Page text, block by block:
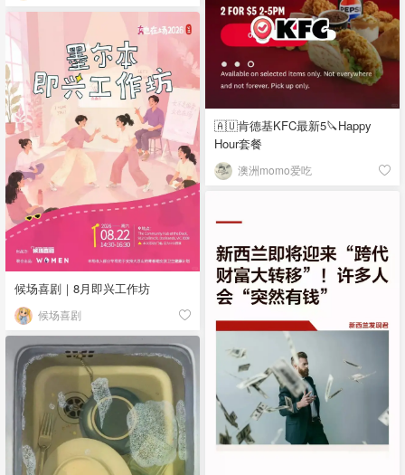
🇦🇺肯德基KFC最新5🔪Happy
Hour套餐
澳洲momo爱吃
候场喜剧｜8月即兴工作坊
候场喜剧